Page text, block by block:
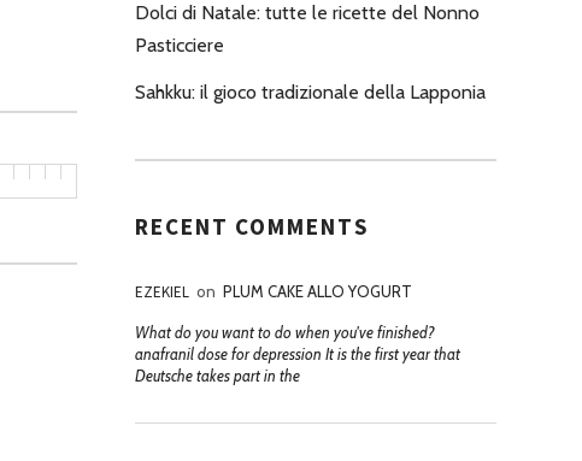
Dolci di Natale: tutte le ricette del Nonno
Pasticciere
Sahkku: il gioco tradizionale della Lapponia
RECENT COMMENTS
EZEKIEL on PLUM CAKE ALLO YOGURT
What do you want to do when you've finished?
anafranil dose for depression It is the first year that
Deutsche takes part in the